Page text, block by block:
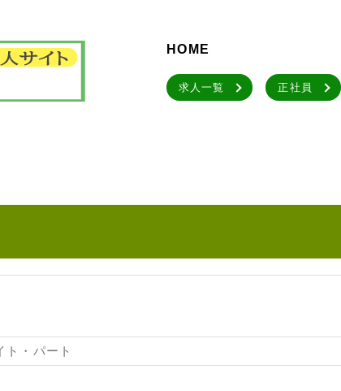
HOME
求人一覧 正社員